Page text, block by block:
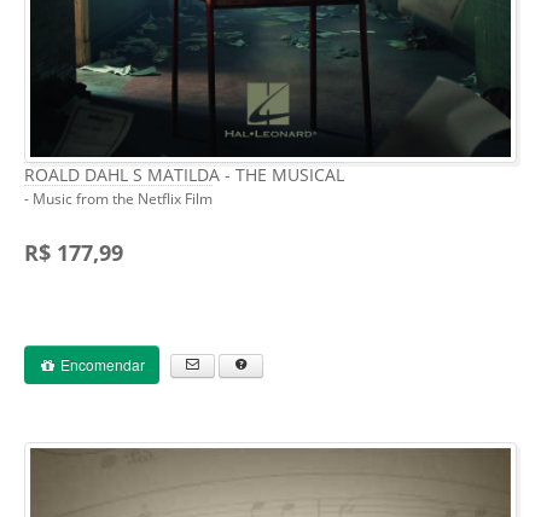
ROALD DAHL S MATILDA - THE MUSICAL
- Music from the Netflix Film
R$ 177,99
Encomendar